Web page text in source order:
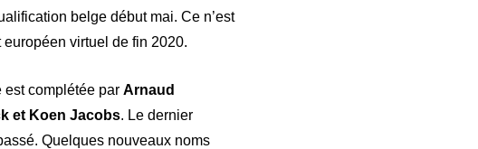
belge début mai. Ce n’est
virtuel de fin 2020.
est complétée par Arnaud
et Koen Jacobs. Le dernier
Quelques nouveaux noms